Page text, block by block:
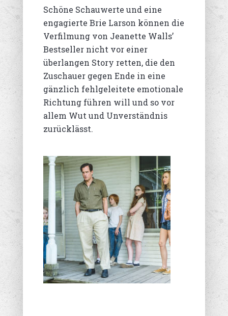
Schöne Schauwerte und eine
engagierte Brie Larson können die
Verfilmung von Jeanette Walls’
Bestseller nicht vor einer
überlangen Story retten, die den
Zuschauer gegen Ende in eine
gänzlich fehlgeleitete emotionale
Richtung führen will und so vor
allem Wut und Unverständnis
zurücklässt.